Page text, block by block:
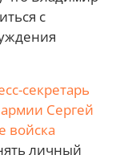
с
секретарь
Сергей
войска
личный